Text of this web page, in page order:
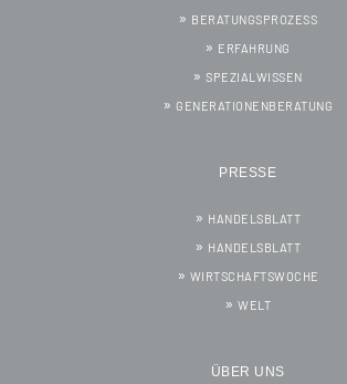
BERATUNGSPROZESS
ERFAHRUNG
SPEZIALWISSEN
GENERATIONENBERATUNG
PRESSE
HANDELSBLATT
HANDELSBLATT
WIRTSCHAFTSWOCHE
WELT
ÜBER UNS